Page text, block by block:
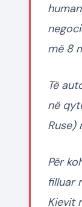
më 8
Të
në
Ruse)
Për
filluar
Kievit